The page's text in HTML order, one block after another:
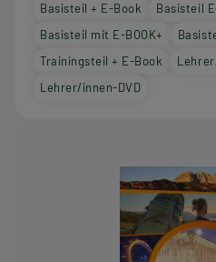
Basisteil + E-Book
Basisteil
Basisteil mit E-BOOK+
Trainingsteil + E-Book
Lehrer/innen-DVD